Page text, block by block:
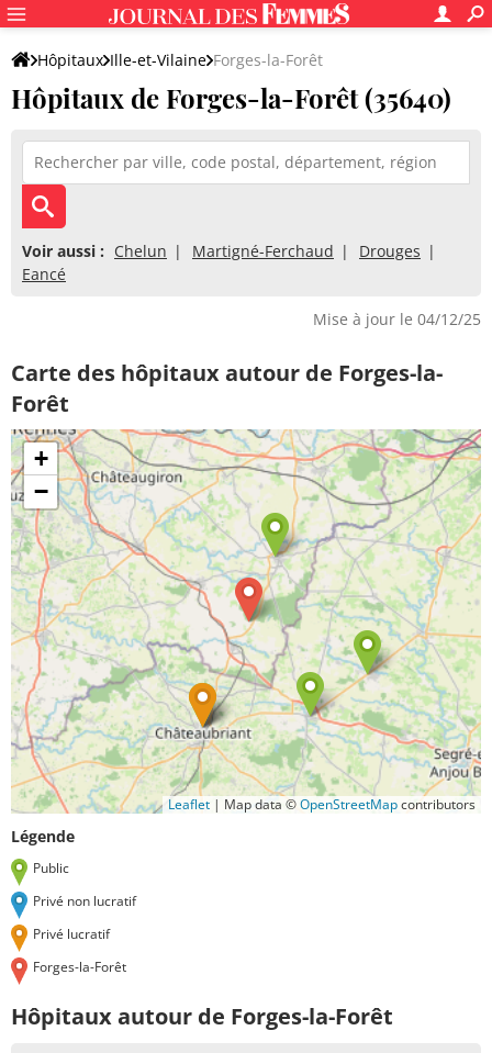
Hôpitaux Ille-et-Vilaine Forges-la-Forêt
Hôpitaux de Forges-la-Forêt (35640)
Voir aussi : Chelun Martigné-Ferchaud
Drouges
Eancé
Mise à jour le 04/12/25
Carte des hôpitaux autour de Forges-la-
Forêt
+
−
Leaflet | Map data ©OpenStreetMapcontributors
Légende
Public
Privé non lucratif
Privé lucratif
Forges-la-Forêt
Hôpitaux autour de Forges-la-Forêt